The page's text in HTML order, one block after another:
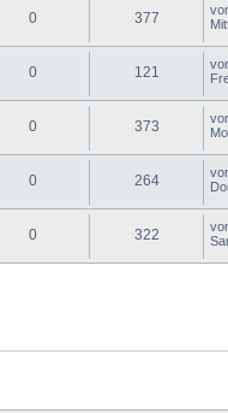
0 377
0 121
0 373
0 264
0 322